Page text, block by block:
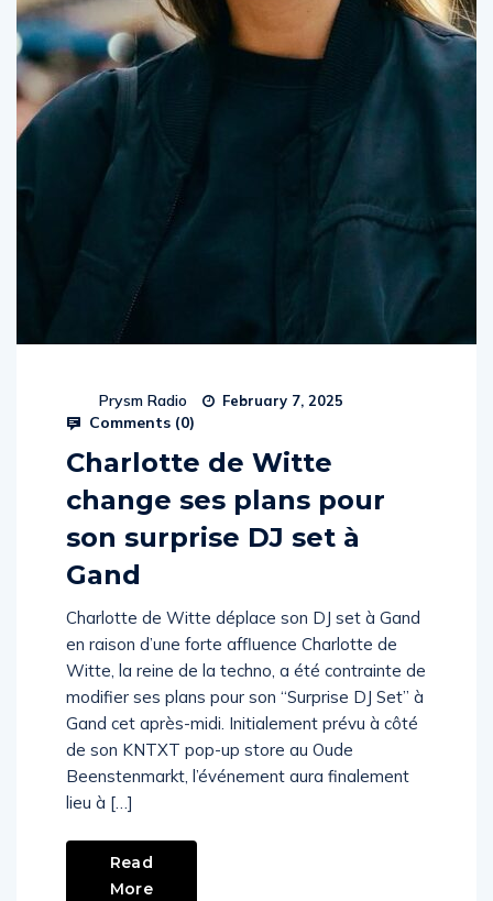
Prysm Radio February 7, 2025
Comments (0)
Charlotte de Witte
change ses plans pour
son surprise DJ set à
Gand
Charlotte de Witte déplace son DJ set à Gand
en raison d’une forte affluence Charlotte de
Witte, la reine de la techno, a été contrainte de
modifier ses plans pour son “Surprise DJ Set” à
Gand cet après-midi. Initialement prévu à côté
de son KNTXT pop-up store au Oude
Beenstenmarkt, l’événement aura finalement
lieu à […]
Read
More